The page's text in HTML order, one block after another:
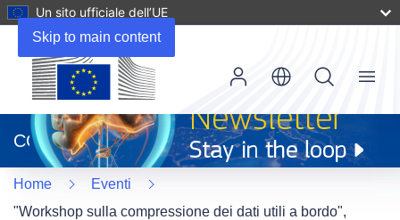
Skip to main content
Un sito ufficiale dell’UE
apre
in
una
nuova
finestra)
CORDIS
Menu
Home
Eventi
"Workshop sulla compressione dei dati utili a bordo",